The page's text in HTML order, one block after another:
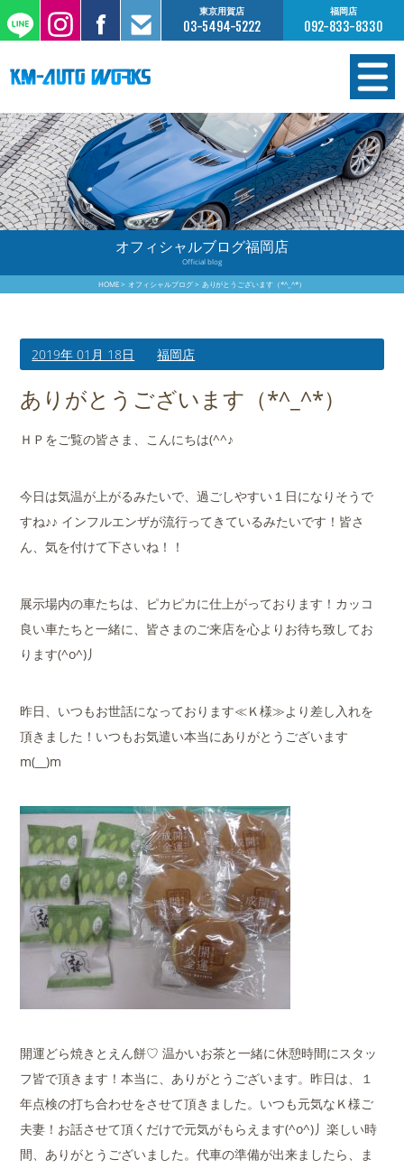
東京用賀店
03-5494-5222
福岡店
092-833-8330
在庫情報
オーダー販売
工場サービス
保証について
買取査定のご案内
店舗案内
会社概要
オフィシャルブログ福岡店
Official blog
HOME オフィシャルブログ ありがとうございます（*^_^*）
2019年 01月 18日 福岡店
ありがとうございます（*^_^*）
ＨＰをご覧の皆さま、こんにちは(^^♪
今日は気温が上がるみたいで、過ごしやすい１日になりそうで
すね♪♪ インフルエンザが流行ってきているみたいです！皆さ
ん、気を付けて下さいね！！
展示場内の車たちは、ピカピカに仕上がっております！カッコ
良い車たちと一緒に、皆さまのご来店を心よりお待ち致してお
ります(^o^)丿
昨日、いつもお世話になっております≪Ｋ様≫より差し入れを
頂きました！いつもお気遣い本当にありがとうございます
m(__)m
開運どら焼きとえん餅♡ 温かいお茶と一緒に休憩時間にスタッ
フ皆で頂きます！本当に、ありがとうございます。昨日は、１
年点検の打ち合わせをさせて頂きました。いつも元気なＫ様ご
夫妻！お話させて頂くだけで元気がもらえます(^o^)丿楽しい時
間、ありがとうございました。代車の準備が出来ましたら、ま